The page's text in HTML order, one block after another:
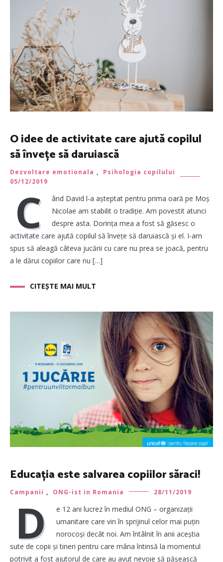
O idee de activitate care ajută copilul
să învețe să daruiască
Dezvoltare emotionala ,
Psihologia copilului
05/12/2019
C
ând David l-a așteptat pentru prima oară pe Moș
Nicolae am stabilit o tradiție. Am povestit atunci
despre asta. Dorința mea a fost să găsesc o
activitate care ajută copilul să învețe să daruiască și el. I-am
spus să aleagă câteva jucării cu care nu prea se joacă, pentru
a le dărui copiilor care nu […]
CITEȘTE MAI MULT
Educația este salvarea copiilor săraci!
Campanii , ONG-ist in Romania 28/11/2019
D
e 12 ani lucrez în mediul ONG – organizații
umanitare care vin în sprijinul celor mai puțin
norocoși decât noi. Am întâlnit în anii aceștia
sute de copii și tineri pentru care mâna întinsă la momentul
potrivit a fost ajutorul de care au avut nevoie să pășească